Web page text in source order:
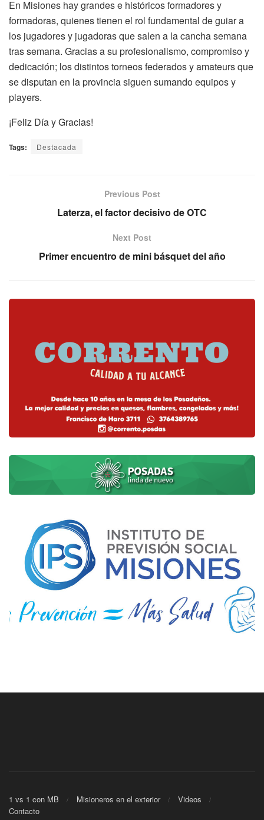
En Misiones hay grandes e históricos formadores y
formadoras, quienes tienen el rol fundamental de guiar a
los jugadores y jugadoras que salen a la cancha semana
tras semana. Gracias a su profesionalismo, compromiso y
dedicación; los distintos torneos federados y amateurs que
se disputan en la provincia siguen sumando equipos y
players.
¡Feliz Día y Gracias!
Tags: Destacada
Previous Post
Laterza, el factor decisivo de OTC
Next Post
Primer encuentro de mini básquet del año
1 vs 1 con MB Misioneros en el exterior
Videos
Contacto